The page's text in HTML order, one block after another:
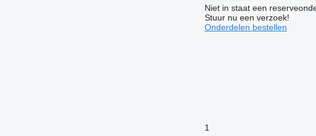
Niet in staat een
Stuur nu een verzoek!
Onderdelen bestellen
1